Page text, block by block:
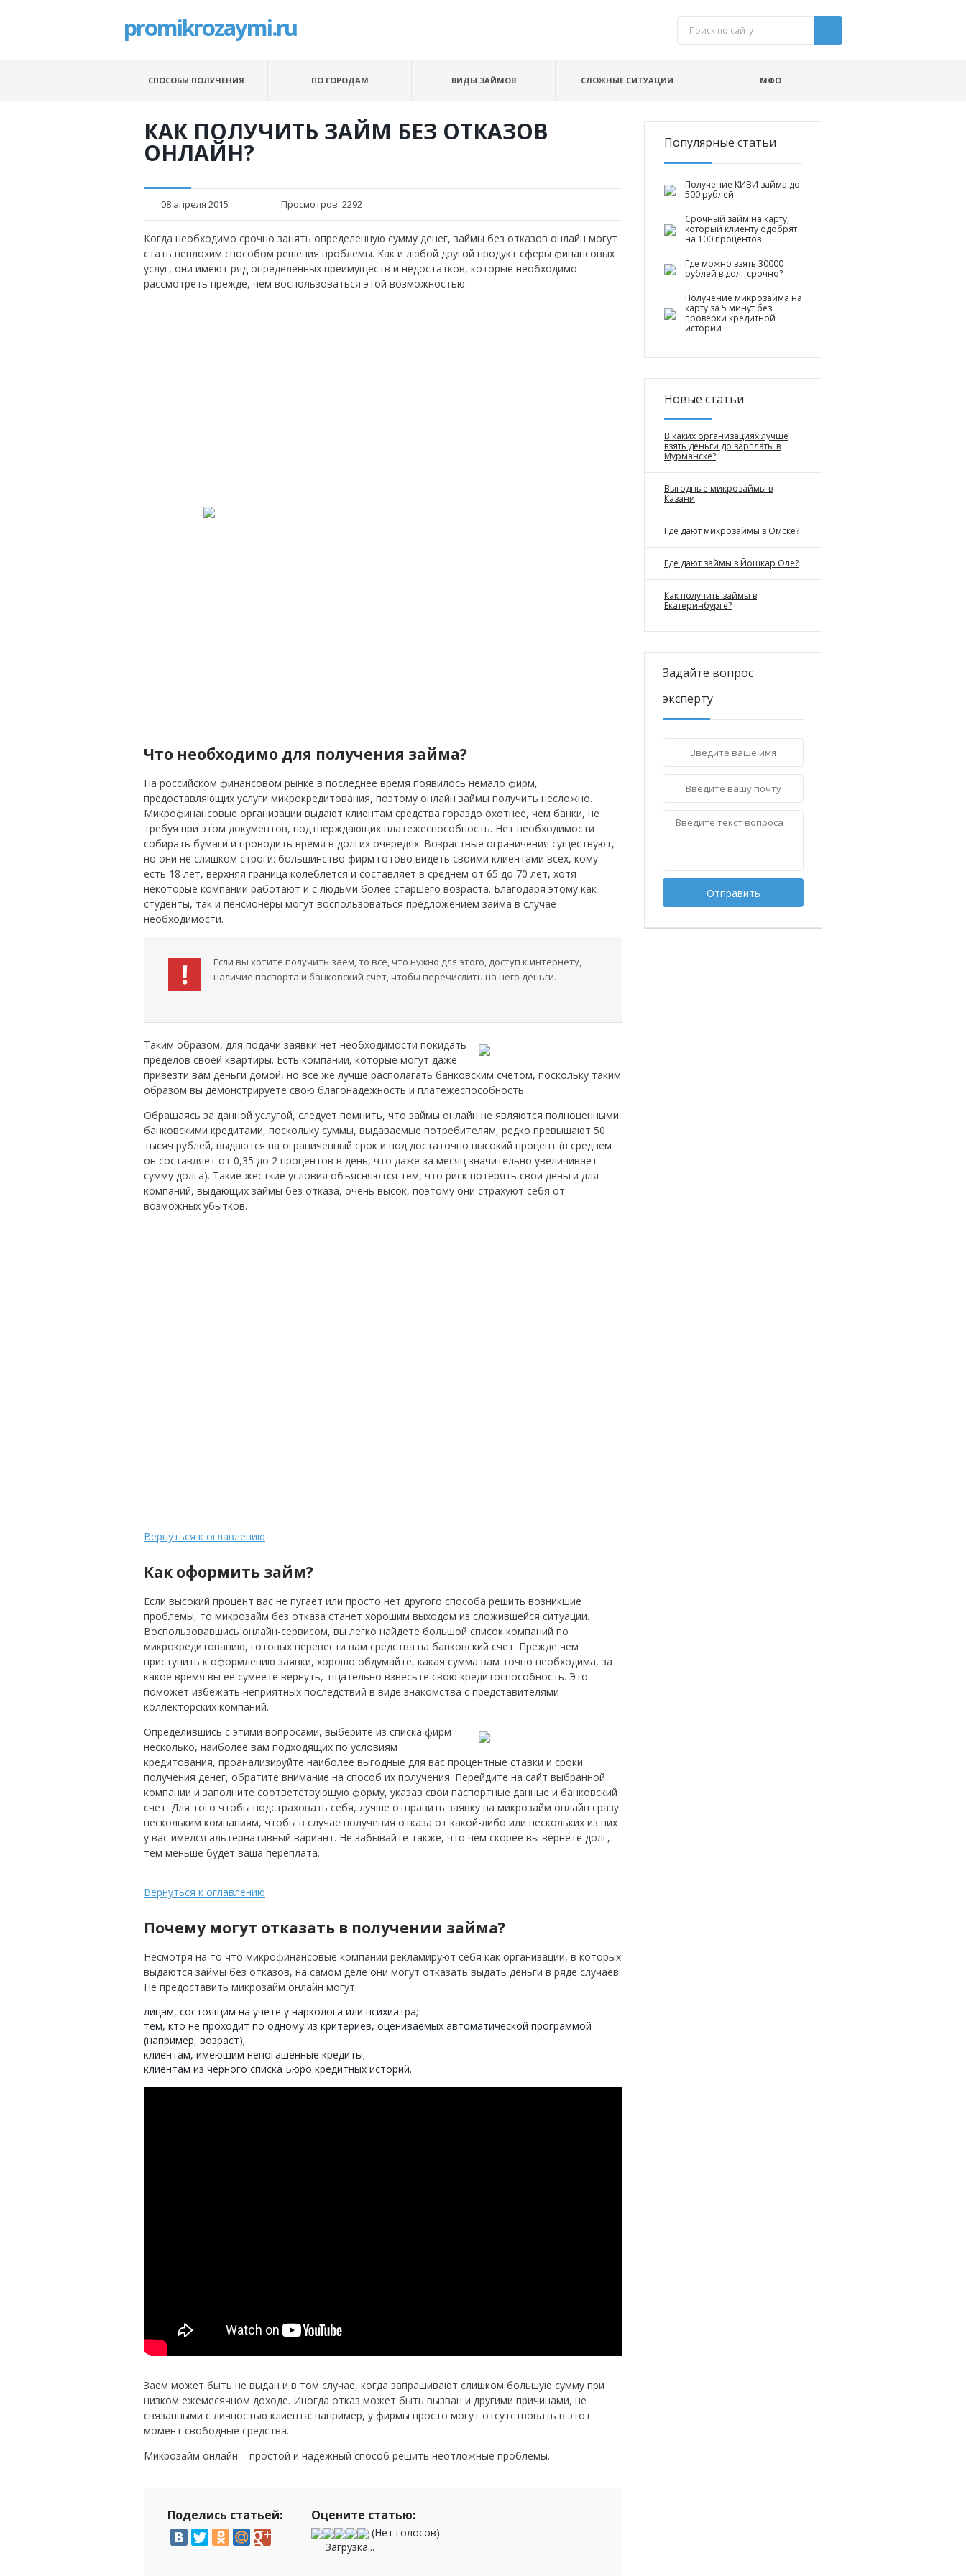
promikrozaymi.ru
СПОСОБЫ ПОЛУЧЕНИЯ ПО ГОРОДАМ ВИДЫ ЗАЙМОВ СЛОЖНЫЕ СИТУАЦИИ МФО
КАК ПОЛУЧИТЬ ЗАЙМ БЕЗ ОТКАЗОВ
ОНЛАЙН?
08 апреля 2015 Просмотров: 2292
Когда необходимо срочно занять определенную сумму денег, займы без отказов онлайн могут
стать неплохим способом решения проблемы. Как и любой другой продукт сферы финансовых
услуг, они имеют ряд определенных преимуществ и недостатков, которые необходимо
рассмотреть прежде, чем воспользоваться этой возможностью.
Что необходимо для получения займа?
На российском финансовом рынке в последнее время появилось немало фирм,
предоставляющих услуги микрокредитования, поэтому онлайн займы получить несложно.
Микрофинансовые организации выдают клиентам средства гораздо охотнее, чем банки, не
требуя при этом документов, подтверждающих платежеспособность. Нет необходимости
собирать бумаги и проводить время в долгих очередях. Возрастные ограничения существуют,
но они не слишком строги: большинство фирм готово видеть своими клиентами всех, кому
есть 18 лет, верхняя граница колеблется и составляет в среднем от 65 до 70 лет, хотя
некоторые компании работают и с людьми более старшего возраста. Благодаря этому как
студенты, так и пенсионеры могут воспользоваться предложением займа в случае
необходимости.
Если вы хотите получить заем, то все, что нужно для этого, доступ к интернету,
наличие паспорта и банковский счет, чтобы перечислить на него деньги.
Таким образом, для подачи заявки нет необходимости покидать
пределов своей квартиры. Есть компании, которые могут даже
привезти вам деньги домой, но все же лучше располагать банковским счетом, поскольку таким
образом вы демонстрируете свою благонадежность и платежеспособность.
Обращаясь за данной услугой, следует помнить, что займы онлайн не являются полноценными
банковскими кредитами, поскольку суммы, выдаваемые потребителям, редко превышают 50
тысяч рублей, выдаются на ограниченный срок и под достаточно высокий процент (в среднем
он составляет от 0,35 до 2 процентов в день, что даже за месяц значительно увеличивает
сумму долга). Такие жесткие условия объясняются тем, что риск потерять свои деньги для
компаний, выдающих займы без отказа, очень высок, поэтому они страхуют себя от
возможных убытков.
Вернуться к оглавлению
Как оформить займ?
Если высокий процент вас не пугает или просто нет другого способа решить возникшие
проблемы, то микрозайм без отказа станет хорошим выходом из сложившейся ситуации.
Воспользовавшись онлайн-сервисом, вы легко найдете большой список компаний по
микрокредитованию, готовых перевести вам средства на банковский счет. Прежде чем
приступить к оформлению заявки, хорошо обдумайте, какая сумма вам точно необходима, за
какое время вы ее сумеете вернуть, тщательно взвесьте свою кредитоспособность. Это
поможет избежать неприятных последствий в виде знакомства с представителями
коллекторских компаний.
Определившись с этими вопросами, выберите из списка фирм
несколько, наиболее вам подходящих по условиям
кредитования, проанализируйте наиболее выгодные для вас процентные ставки и сроки
получения денег, обратите внимание на способ их получения. Перейдите на сайт выбранной
компании и заполните соответствующую форму, указав свои паспортные данные и банковский
счет. Для того чтобы подстраховать себя, лучше отправить заявку на микрозайм онлайн сразу
нескольким компаниям, чтобы в случае получения отказа от какой-либо или нескольких из них
у вас имелся альтернативный вариант. Не забывайте также, что чем скорее вы вернете долг,
тем меньше будет ваша переплата.
Вернуться к оглавлению
Почему могут отказать в получении займа?
Несмотря на то что микрофинансовые компании рекламируют себя как организации, в которых
выдаются займы без отказов, на самом деле они могут отказать выдать деньги в ряде случаев.
Не предоставить микрозайм онлайн могут:
лицам, состоящим на учете у нарколога или психиатра;
тем, кто не проходит по одному из критериев, оцениваемых автоматической программой
(например, возраст);
клиентам, имеющим непогашенные кредиты;
клиентам из черного списка Бюро кредитных историй.
Заем может быть не выдан и в том случае, когда запрашивают слишком большую сумму при
низком ежемесячном доходе. Иногда отказ может быть вызван и другими причинами, не
связанными с личностью клиента: например, у фирмы просто могут отсутствовать в этот
момент свободные средства.
Микрозайм онлайн – простой и надежный способ решить неотложные проблемы.
Поделись статьей: Оцените статью:
(Нет голосов)
Загрузка...
Популярные статьи
Получение КИВИ займа до
500 рублей
Срочный займ на карту,
который клиенту одобрят
на 100 процентов
Где можно взять 30000
рублей в долг срочно?
Получение микрозайма на
карту за 5 минут без
проверки кредитной
истории
Новые статьи
В каких организациях лучше
взять деньги до зарплаты в
Мурманске?
Выгодные микрозаймы в
Казани
Где дают микрозаймы в Омске?
Где дают займы в Йошкар Оле?
Как получить займы в
Екатеринбурге?
Задайте вопрос
эксперту